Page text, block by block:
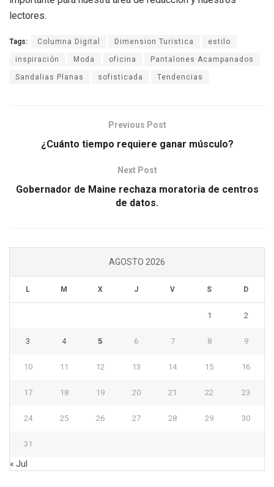
lectores.
Tags: Columna Digital Dimension Turistica estilo
inspiración Moda oficina Pantalones Acampanados
Sandalias Planas sofisticada Tendencias
Previous Post
¿Cuánto tiempo requiere ganar músculo?
Next Post
Gobernador de Maine rechaza moratoria de centros
de datos.
AGOSTO 2026
L M X J V S D
1 2
3 4 5 6 7 8 9
10 11 12 13 14 15 16
17 18 19 20 21 22 23
24 25 26 27 28 29 30
31
« Jul